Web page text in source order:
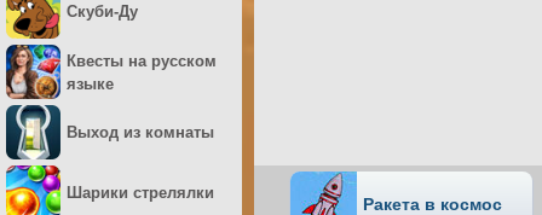
Ракета в космос
Скуби-Ду
Квесты на русском
языке
Выход из комнаты
Шарики стрелялки